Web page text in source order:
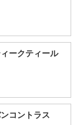
ークティール
コントラス